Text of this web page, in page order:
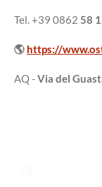
Tel. +39 0862 58
🌎 https://
AQ -Via del